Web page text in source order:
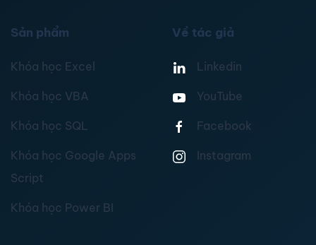
Sản phẩm
Khóa học Excel
Khóa học VBA
Khóa học SQL
Khóa học Google Apps
Script
Khóa học Power BI
Về tác giả
Linkedin
YouTube
Facebook
Instagram